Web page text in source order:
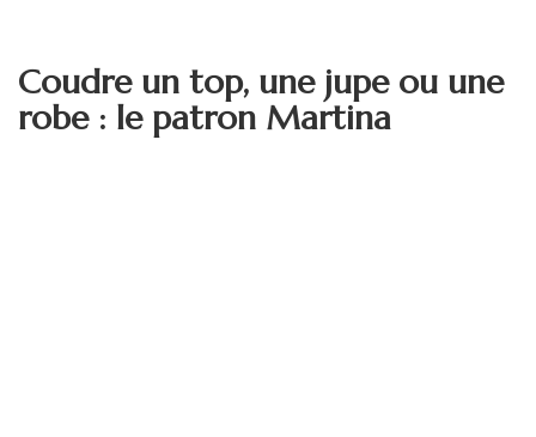
Coudre un top, une jupe ou une
robe : le patron Martina